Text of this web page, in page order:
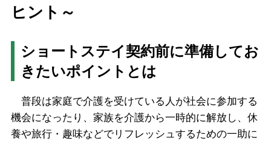
ヒント～
ショートステイ契約前に準備してお
きたいポイントとは
普段は家庭で介護を受けている人が社会に参加する
機会になったり、家族を介護から一時的に解放し、休
養や旅行・趣味などでリフレッシュするための一助に